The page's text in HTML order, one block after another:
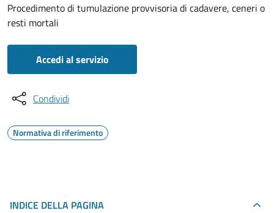
Procedimento di tumulazione provvisoria di cadavere, ceneri o
resti mortali
Accedi al servizio
Condividi
Normativa di riferimento
INDICE DELLA PAGINA